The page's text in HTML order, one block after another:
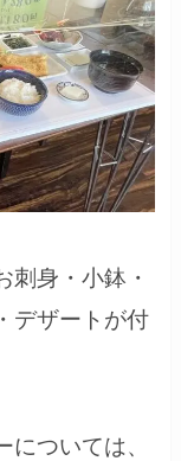
刺身・小鉢・
デザートが付
ついては、